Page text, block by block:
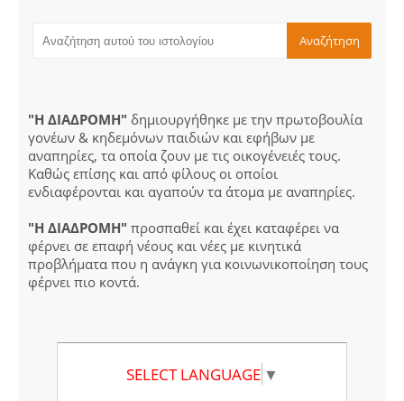
"Η ΔΙΑΔΡΟΜΗ" δημιουργήθηκε με την πρωτοβουλία
γονέων & κηδεμόνων παιδιών και εφήβων με
αναπηρίες, τα οποία ζουν με τις οικογένειές τους.
Καθώς επίσης και από φίλους οι οποίοι
ενδιαφέρονται και αγαπούν τα άτομα με αναπηρίες.
"Η ΔΙΑΔΡΟΜΗ" προσπαθεί και έχει καταφέρει να
φέρνει σε επαφή νέους και νέες με κινητικά
προβλήματα που η ανάγκη για κοινωνικοποίηση τους
φέρνει πιο κοντά.
SELECT LANGUAGE ▼